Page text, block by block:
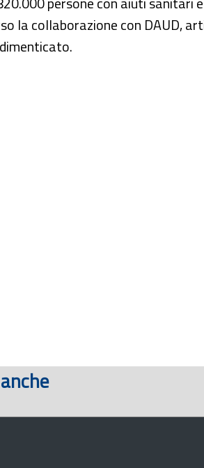
la collaborazione con DAUD,